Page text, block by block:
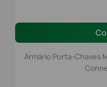
Armário Porta-Chaves